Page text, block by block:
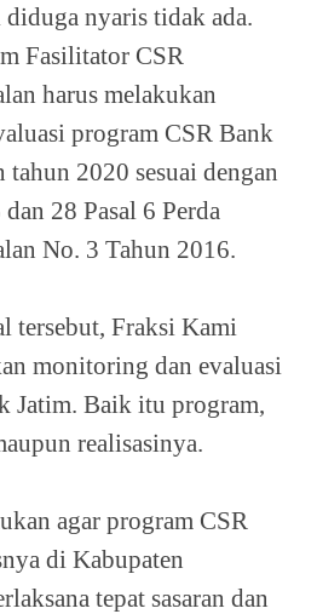
nyaris tidak ada.
Fasilitator CSR
harus melakukan
program CSR Bank
2020 sesuai dengan
28 Pasal 6 Perda
No. 3 Tahun 2016.
tersebut, Fraksi Kami
monitoring dan evaluasi
Jatim. Baik itu program,
realisasinya.
agar program CSR
di Kabupaten
tepat sasaran dan